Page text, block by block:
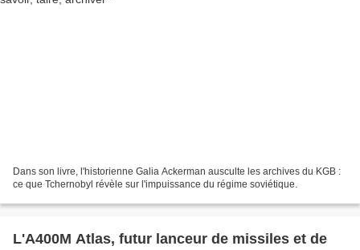
Dans son livre, l'historienne Galia Ackerman ausculte les archives du KGB :
ce que Tchernobyl révèle sur l'impuissance du régime soviétique.
L'A400M Atlas, futur lanceur de missiles et de